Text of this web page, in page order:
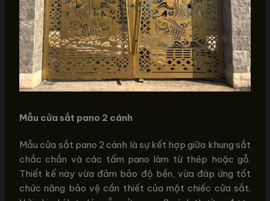
Mẫu cửa sắt pano 2 cánh
Mẫu cửa sắt pano 2 cánh là sự kết hợp giữa khung sắt
chắc chắn và các tấm pano làm từ thép hoặc gỗ.
Thiết kế này vừa đảm bảo độ bền, vừa đáp ứng tốt
chức năng bảo vệ cần thiết của một chiếc cửa sắt.